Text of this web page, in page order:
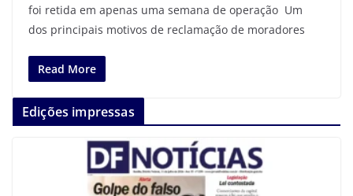
foi retida em apenas uma semana de operação Um
dos principais motivos de reclamação de moradores
Read More
Edições impressas